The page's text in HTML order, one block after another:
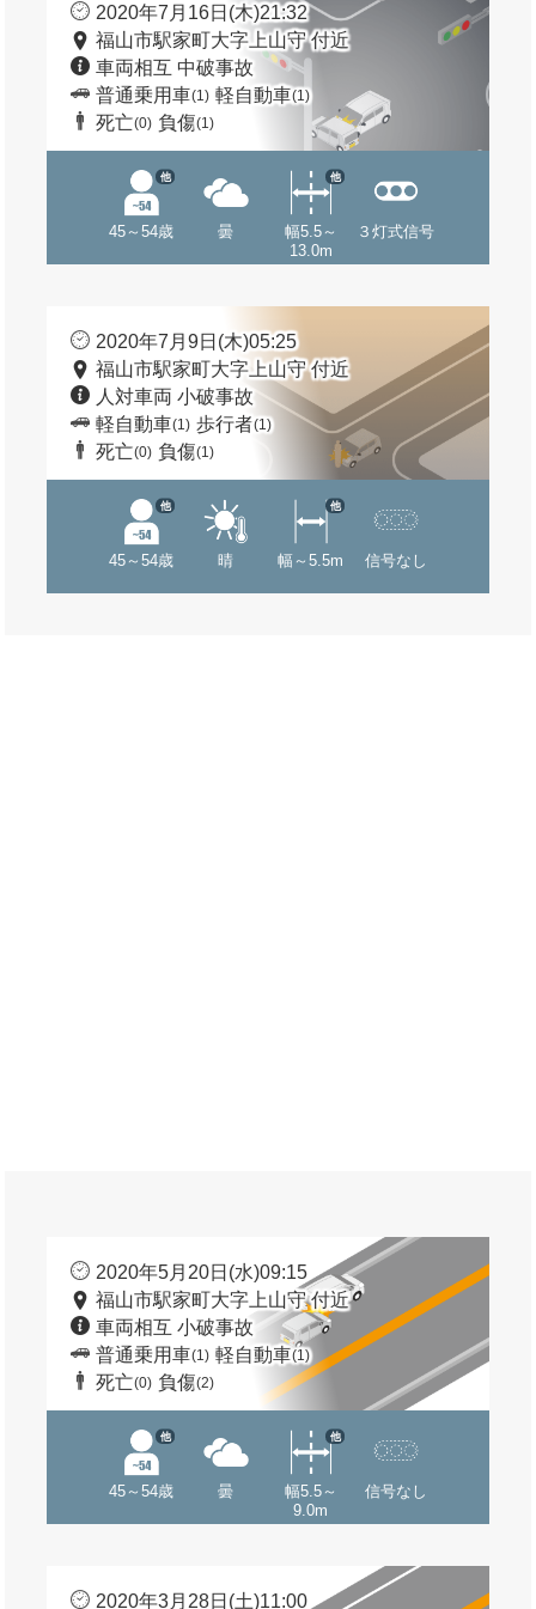
2020年7月16日(木)21:32
福山市駅家町大字上山守 付近
車両相互 中破事故
普通乗用車(1) 軽自動車(1)
死亡(0) 負傷(1)
45～54歳
他
曇
幅5.5～
13.0m
他
３灯式信号
2020年7月9日(木)05:25
福山市駅家町大字上山守 付近
人対車両 小破事故
軽自動車(1) 歩行者(1)
死亡(0) 負傷(1)
45～54歳
他
晴 幅～5.5m
他
信号なし
2020年5月20日(水)09:15
福山市駅家町大字上山守 付近
車両相互 小破事故
普通乗用車(1) 軽自動車(1)
死亡(0) 負傷(2)
45～54歳
他
曇
幅5.5～
9.0m
他
信号なし
2020年3月28日(土)11:00